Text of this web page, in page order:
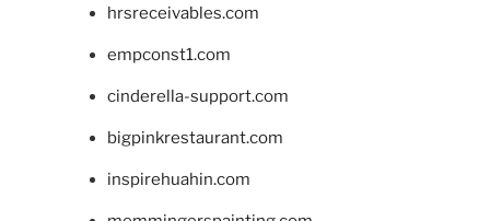
hrsreceivables.com
empconst1.com
cinderella-support.com
bigpinkrestaurant.com
inspirehuahin.com